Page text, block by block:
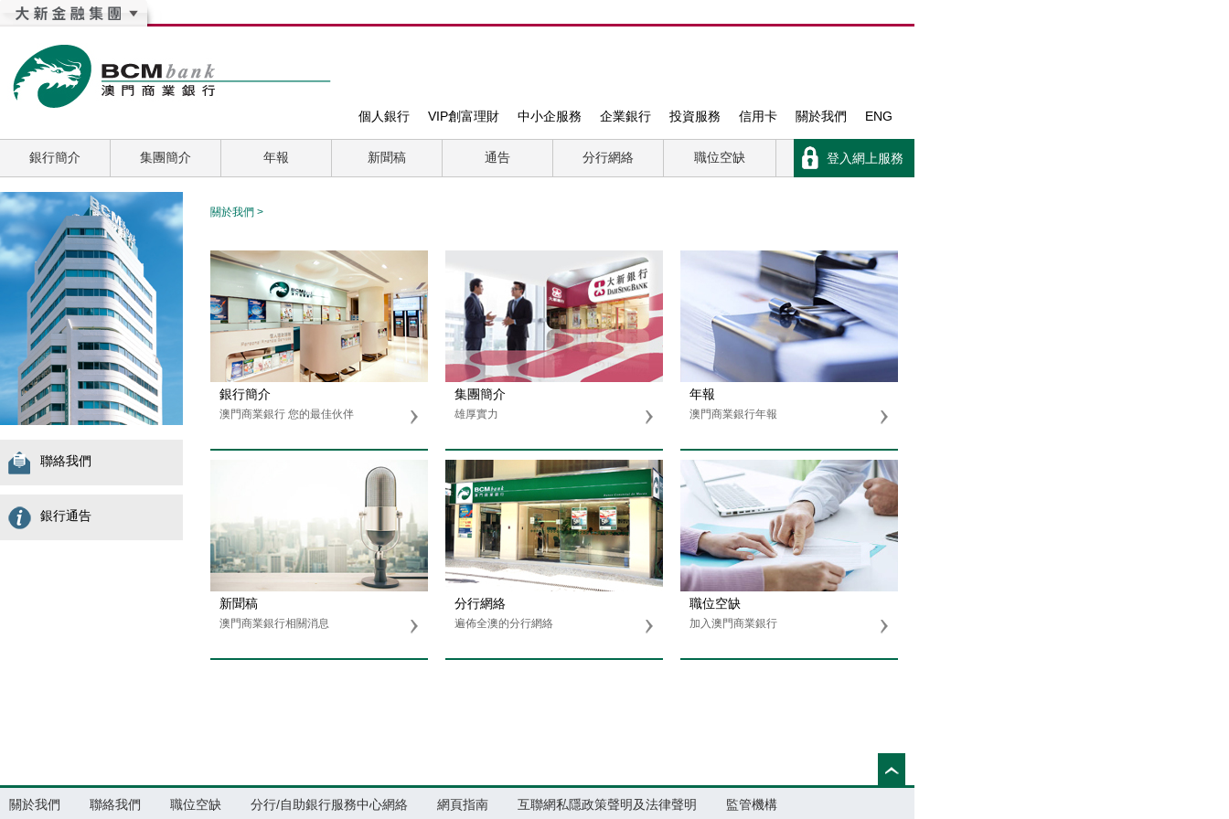
個人銀行 VIP創富理財 中小企服務 企業銀行 投資服務 信用卡 關於我們 ENG
銀行簡介 集團簡介 年報 新聞稿 通告 分行網絡 職位空缺 登入網上服務
聯絡我們
銀行通告
關於我們 >
銀行簡介
澳門商業銀行 您的最佳伙伴
集團簡介
雄厚實力
年報
澳門商業銀行年報
新聞稿
澳門商業銀行相關消息
分行網絡
遍佈全澳的分行網絡
職位空缺
加入澳門商業銀行
關於我們 聯絡我們 職位空缺 分行/自助銀行服務中心網絡 網頁指南 互聯網私隱政策聲明及法律聲明 監管機構